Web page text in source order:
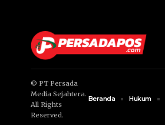
© PT Persada
Media Sejahtera.
All Rights
Reserved.
Beranda Hukum